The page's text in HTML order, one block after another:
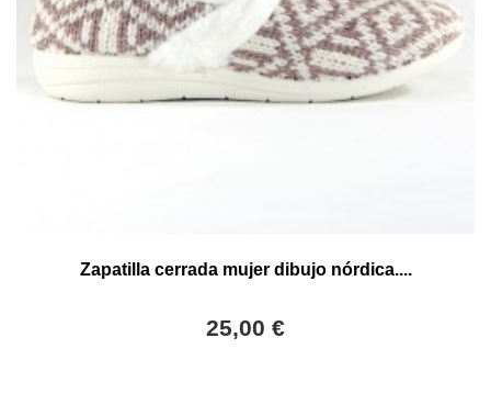
Zapatilla cerrada mujer dibujo nórdica....
25,00 €